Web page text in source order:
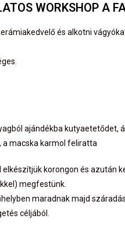
WORKSHOP A
és alkotni
ajándékba kutyaetetődet,
a macska karmol feliratta
elkészítjük korongon és
megfestünk.
maradnak majd
céljából.